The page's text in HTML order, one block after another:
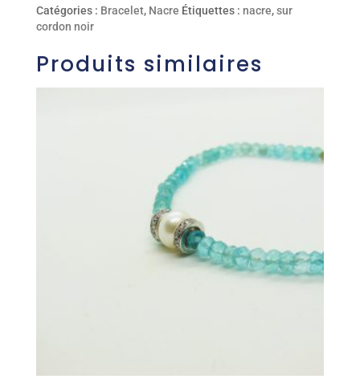
Catégories : Bracelet, Nacre Étiquettes : nacre,sur
cordon noir
Produits similaires